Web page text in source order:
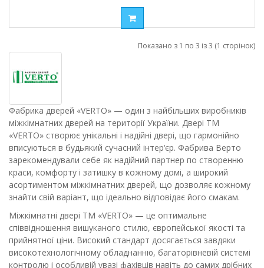
Показано з 1 по 3 із 3 (1 сторінок)
Фабрика дверей «VERTO» — один з найбільших виробників
міжкімнатних дверей на території України. Двері ТМ
«VERTO» створює унікальні і надійні двері, що гармонійно
вписуються в будьякий сучасний інтер‘єр. Фабрива Верто
зарекомендували себе як надійний партнер по створенню
краси, комфорту і затишку в кожному домі, а широкий
асортиментом міжкімнатних дверей, що дозволяє кожному
знайти свій варіант, що ідеально відповідає його смакам.
Міжкімнатні двері ТМ «VERTO» — це оптимальне
співвідношення вишуканого стилю, європейської якості та
прийнятної ціни. Високий стандарт досягається завдяки
високотехнологічному обладнанню, багаторівневій системі
контролю і особливій увазі фахівців навіть до самих дрібних